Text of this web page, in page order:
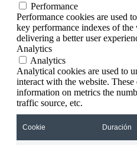
Performance
Performance cookies are used
key performance indexes of
delivering a better user
Analytics
Analytics
Analytical cookies are used to
interact with the website.
information on metrics the
traffic source, etc.
Cookie Duración